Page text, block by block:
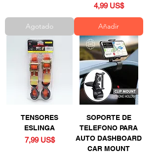
Agotado
Precio
4,99 US$
Añadir
TENSORES
ESLINGA
Precio
7,99 US$
SOPORTE DE
TELEFONO PARA
AUTO DASHBOARD
CAR MOUNT